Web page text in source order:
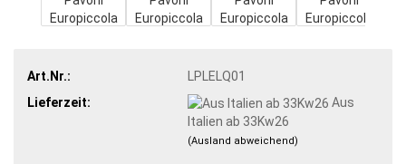
Art.Nr.:
LPLELQ01
Lieferzeit:
Aus
Italien ab 33Kw26
(Ausland abweichend)